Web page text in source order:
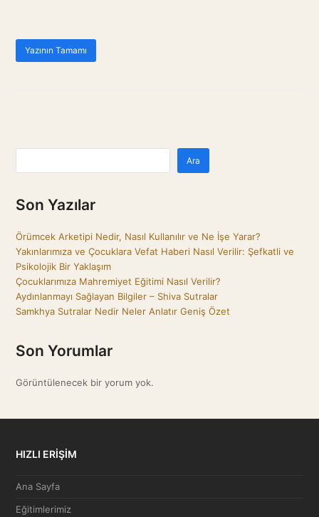
Yazının Tamamı
Ara
Son Yazılar
Örümcek Arketipi Nedir, Nasıl Kullanılır ve Ne İşe Yarar?
Yakınlarımıza ve Çocuklara Vefat Haberi Nasıl Verilir: Şefkatli ve
Psikolojik Bir Yaklaşım
Çocuklarımıza Mahremiyet Eğitimi Nasıl Verilir?
Aydınlanmayı Sağlayan Bilgiler – Shiva Sutralar
Samkhya Sutralar Nedir Neler Anlatır Geniş Özet
Son Yorumlar
Görüntülenecek bir yorum yok.
HIZLI ERİŞİM
Ana Sayfa
Eğitimlerimiz